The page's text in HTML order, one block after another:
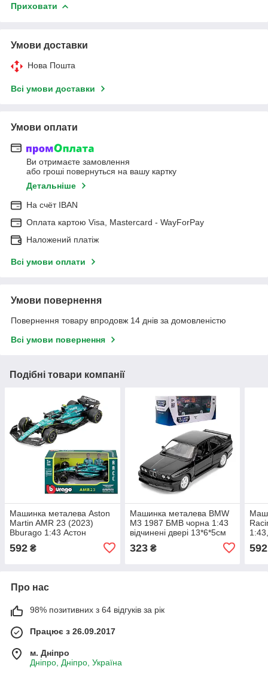
Приховати
Умови доставки
Нова Пошта
Всі умови доставки
Умови оплати
Ви отримаєте замовлення
або гроші повернуться на вашу картку
Детальніше
На cчёт IBAN
Оплата картою Visa, Mastercard - WayForPay
Наложений платіж
Всі умови оплати
Умови повернення
Повернення товару впродовж 14 днів за домовленістю
Всі умови повернення
Подібні товари компанії
Машинка металева Aston
Martin AMR 23 (2023)
Bburago 1:43 Астон
Мартін AMR 23 13*5*3 см
(18-38090)
592 ₴
Машинка металева BMW
M3 1987 БМВ чорна 1:43
відчинені двері 13*6*5см
323₴ 592
Про нас
98% позитивних з 64 відгуків за рік
Працює з 26.09.2017
м. Дніпро
Дніпро, Дніпро, Україна